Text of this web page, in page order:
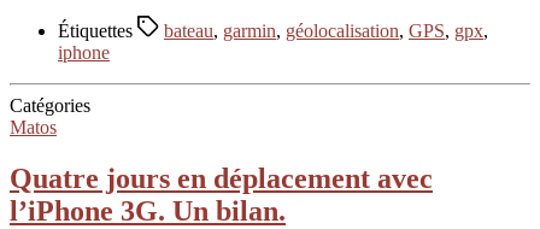
Étiquettes bateau, garmin, géolocalisation, GPS, gpx,
iphone
Catégories
Matos
Quatre jours en déplacement avec
l’iPhone 3G. Un bilan.